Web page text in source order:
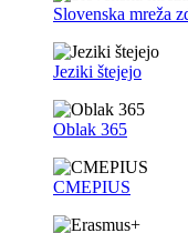
Slovenska mreža
Jeziki štejejo
Oblak 365
CMEPIUS